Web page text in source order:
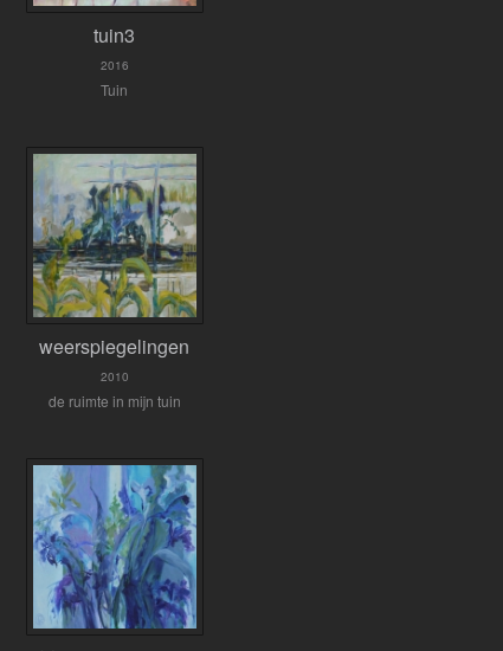
tuin3
2016
Tuin
weerspiegelingen
2010
de ruimte in mijn tuin